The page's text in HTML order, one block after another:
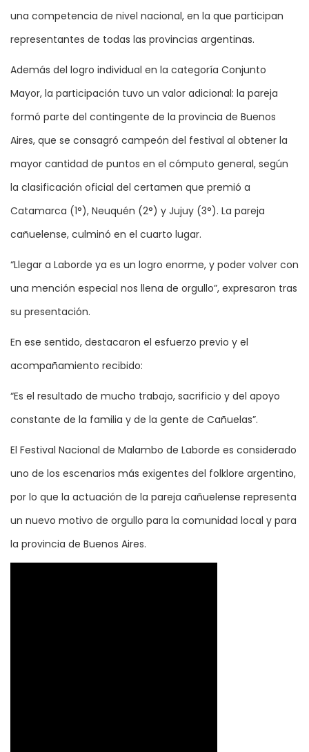
una competencia de nivel nacional, en la que participan
representantes de todas las provincias argentinas.
Además del logro individual en la categoría Conjunto
Mayor, la participación tuvo un valor adicional: la pareja
formó parte del contingente de la provincia de Buenos
Aires, que se consagró campeón del festival al obtener la
mayor cantidad de puntos en el cómputo general, según
la clasificación oficial del certamen que premió a
Catamarca (1°), Neuquén (2°) y Jujuy (3°). La pareja
cañuelense, culminó en el cuarto lugar.
“Llegar a Laborde ya es un logro enorme, y poder volver con
una mención especial nos llena de orgullo”, expresaron tras
su presentación.
En ese sentido, destacaron el esfuerzo previo y el
acompañamiento recibido:
“Es el resultado de mucho trabajo, sacrificio y del apoyo
constante de la familia y de la gente de Cañuelas”.
El Festival Nacional de Malambo de Laborde es considerado
uno de los escenarios más exigentes del folklore argentino,
por lo que la actuación de la pareja cañuelense representa
un nuevo motivo de orgullo para la comunidad local y para
la provincia de Buenos Aires.